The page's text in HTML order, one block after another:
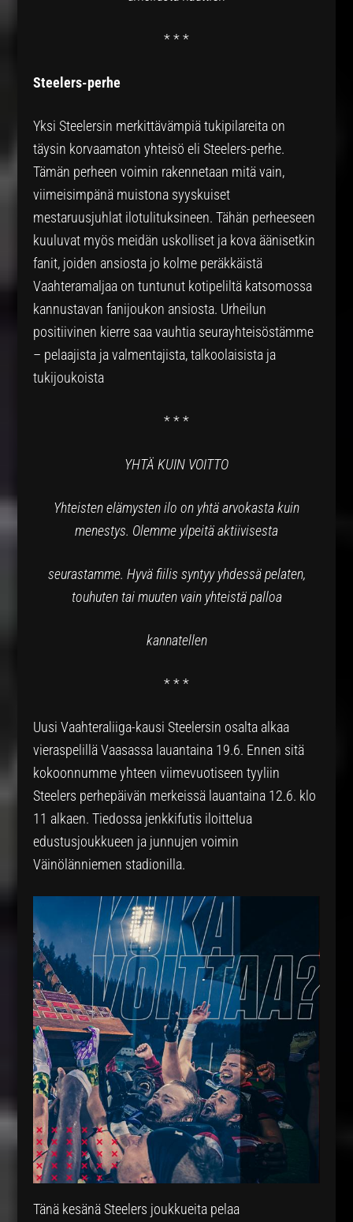
* * *
Steelers-perhe
Yksi Steelersin merkittävämpiä tukipilareita on
täysin korvaamaton yhteisö eli Steelers-perhe.
Tämän perheen voimin rakennetaan mitä vain,
viimeisimpänä muistona syyskuiset
mestaruusjuhlat ilotulituksineen. Tähän perheeseen
kuuluvat myös meidän uskolliset ja kova äänisetkin
fanit, joiden ansiosta jo kolme peräkkäistä
Vaahteramaljaa on tuntunut kotipeliltä katsomossa
kannustavan fanijoukon ansiosta. Urheilun
positiivinen kierre saa vauhtia seurayhteisöstämme
– pelaajista ja valmentajista, talkoolaisista ja
tukijoukoista
* * *
YHTÄ KUIN VOITTO
Yhteisten elämysten ilo on yhtä arvokasta kuin
menestys. Olemme ylpeitä aktiivisesta
seurastamme. Hyvä fiilis syntyy yhdessä pelaten,
touhuten tai muuten vain yhteistä palloa
kannatellen
* * *
Uusi Vaahteraliiga-kausi Steelersin osalta alkaa
vieraspelillä Vaasassa lauantaina 19.6. Ennen sitä
kokoonnumme yhteen viimevuotiseen tyyliin
Steelers perhepäivän merkeissä lauantaina 12.6. klo
11 alkaen. Tiedossa jenkkifutis iloittelua
edustusjoukkueen ja junnujen voimin
Väinölänniemen stadionilla.
Tänä kesänä Steelers joukkueita pelaa